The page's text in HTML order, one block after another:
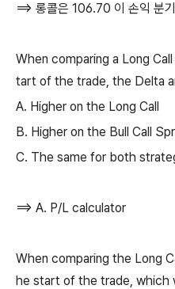
==> 롱콜은 106.70 이 손익 분
When comparing a Long
tart of the trade, the Delta
A. Higher on the Long Call
B. Higher on the Bull Call
C. The same for both
==> A. P/L calculator
When comparing the Long
he start of the trade, which